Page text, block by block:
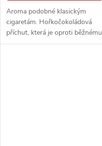
Aroma podobné klasickým
cigaretám. Hořkočokoládová
příchut, která je oproti běžnému
tabáku jemnější a nasládlejší. Z